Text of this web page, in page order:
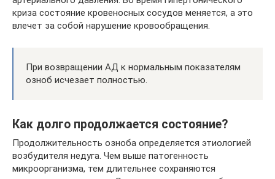
криза состояние кровеносных сосудов меняется, а это
влечет за собой нарушение кровообращения.
При возвращении АД к нормальным показателям
озноб исчезает полностью.
Как долго продолжается состояние?
Продолжительность озноба определяется этиологией
возбудителя недуга. Чем выше патогенность
микроорганизма, тем длительнее сохраняются